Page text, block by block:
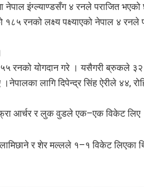
नेपाल इंग्ल्याण्डसँग ४ रनले पराजित भएको
रनको लक्ष्य पक्ष्याएको नेपाल ४ रनले
रनको योगदान गरे । यसैगरी ब्रुकले
लागि दिपेन्द्र सिंह ऐरीले ४४,
आर्चर र लुक वुडले एक–एक विकेट लिए
र शेर मल्लले १–१ विकेट लिएका